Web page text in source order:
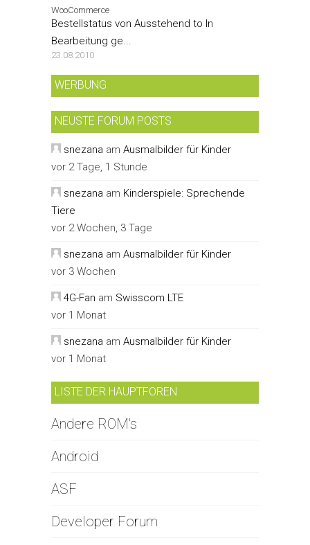
WooCommerce
Bestellstatus von Ausstehend to In
Bearbeitung ge...
23.08.2010
WERBUNG
NEUSTE FORUM POSTS
snezana am Ausmalbilder für Kinder
vor 2 Tage, 1 Stunde
snezana am Kinderspiele: Sprechende
Tiere
vor 2 Wochen, 3 Tage
snezana am Ausmalbilder für Kinder
vor 3 Wochen
4G-Fan am Swisscom LTE
vor 1 Monat
snezana am Ausmalbilder für Kinder
vor 1 Monat
LISTE DER HAUPTFOREN
Andere ROM's
Android
ASF
Developer Forum